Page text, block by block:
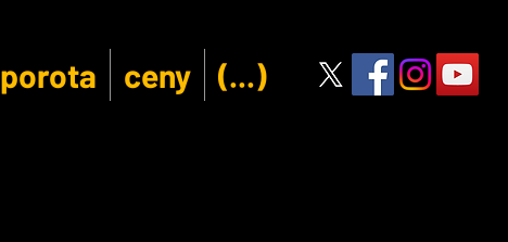
porota ceny (...)